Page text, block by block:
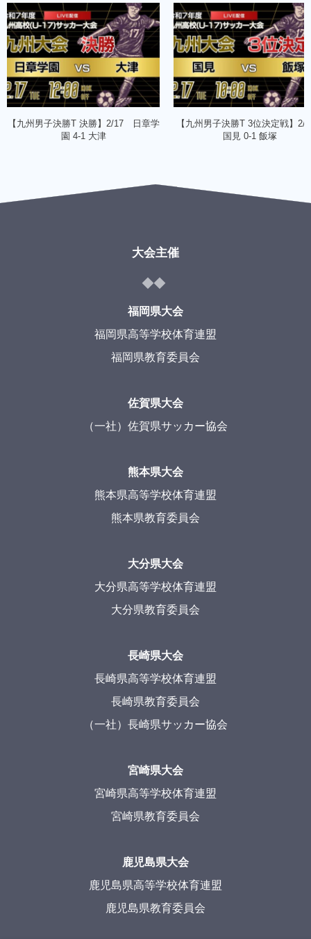
【九州男子決勝T 決勝】2/17 日章学
園 4-1 大津
【九州男子決勝T 3位決定戦】
国見 0-1 飯塚
大会主催
福岡県大会
福岡県高等学校体育連盟
福岡県教育委員会
佐賀県大会
（一社）佐賀県サッカー協会
熊本県大会
熊本県高等学校体育連盟
熊本県教育委員会
大分県大会
大分県高等学校体育連盟
大分県教育委員会
長崎県大会
長崎県高等学校体育連盟
長崎県教育委員会
（一社）長崎県サッカー協会
宮崎県大会
宮崎県高等学校体育連盟
宮崎県教育委員会
鹿児島県大会
鹿児島県高等学校体育連盟
鹿児島県教育委員会